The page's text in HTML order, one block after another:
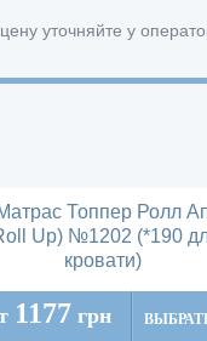
уточняйте у
Топпер Ролл
Up) №1202 (*190
кровати)
1177 грн